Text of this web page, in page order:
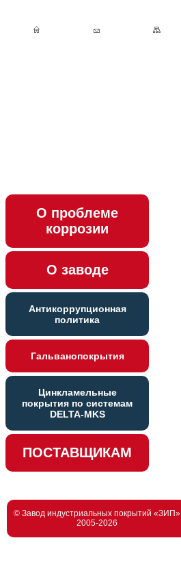
О проблеме
коррозии
О заводе
Антикоррупционная
политика
Гальванопокрытия
Цинкламельные
покрытия по системам
DELTA-MKS
ПОСТАВЩИКАМ
© Завод индустриальных покрытий «ЗИП»
2005-2026